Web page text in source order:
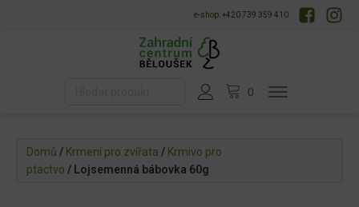
e-shop: +420 739 359 410
Domů / Krmení pro zvířata / Krmivo pro
ptactvo / Lojsemenná bábovka 60g